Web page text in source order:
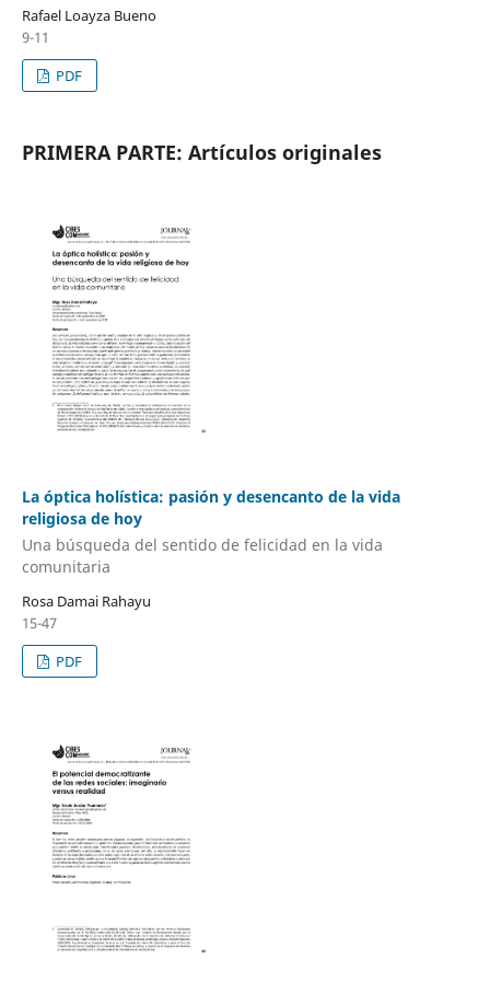
Rafael Loayza Bueno
9-11
PDF
PRIMERA PARTE: Artículos originales
La óptica holística: pasión y desencanto de la vida
religiosa de hoy
Una búsqueda del sentido de felicidad en la vida
comunitaria
Rosa Damai Rahayu
15-47
PDF